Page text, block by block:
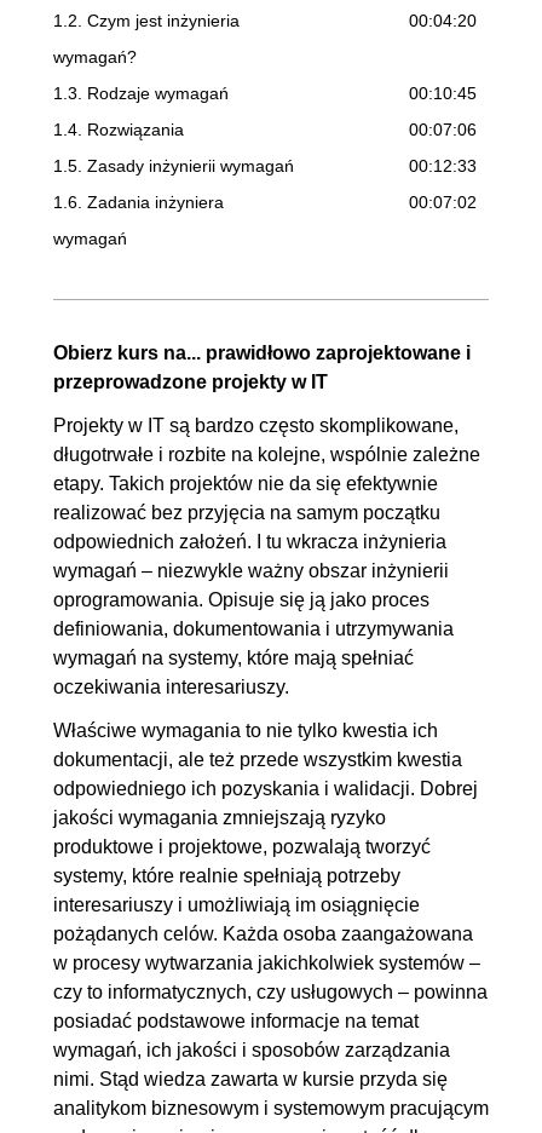
1.2. Czym jest inżynieria
wymagań?
00:04:20
1.3. Rodzaje wymagań
00:10:45
1.4. Rozwiązania
00:07:06
1.5. Zasady inżynierii wymagań
00:12:33
1.6. Zadania inżyniera
wymagań
00:07:02
rozdziału
wymagań
2.3. Źródła wymagań
00:01:26
2.4. Interesariusze jako źródło
wymagań
00:13:30
2.5. Dokumentacja jako źródło
wymagań
00:06:07
2.6. Systemy jako źródło
wymagań
00:04:32
2.7. Klasyfikacja technik
pozyskiwania wymagań
00:10:19
2.8. Wywiad
00:20:39
2.9. Analiza dokumentacji
00:12:16
2.10. Obserwacja
2.11. Prototypowanie
00:12:10
2.12. Uzgadnianie wymagań
00:15:13
2.13. Warsztat jako technika
uzgadniania wymagań
OGLĄDAJ »
00:20:36
2.14. Konflikty w inżynierii
wymagań
00:18:09
2.15. Możliwe techniki 00:07:59
Obierz kurs na... prawidłowo zaprojektowane i
przeprowadzone projekty w IT
Projekty w IT są bardzo często skomplikowane,
długotrwałe i rozbite na kolejne, wspólnie zależne
etapy. Takich projektów nie da się efektywnie
realizować bez przyjęcia na samym początku
odpowiednich założeń. I tu wkracza inżynieria
wymagań – niezwykle ważny obszar inżynierii
oprogramowania. Opisuje się ją jako proces
definiowania, dokumentowania i utrzymywania
wymagań na systemy, które mają spełniać
oczekiwania interesariuszy.
Właściwe wymagania to nie tylko kwestia ich
dokumentacji, ale też przede wszystkim kwestia
odpowiedniego ich pozyskania i walidacji. Dobrej
jakości wymagania zmniejszają ryzyko
produktowe i projektowe, pozwalają tworzyć
systemy, które realnie spełniają potrzeby
interesariuszy i umożliwiają im osiągnięcie
pożądanych celów. Każda osoba zaangażowana
w procesy wytwarzania jakichkolwiek systemów –
czy to informatycznych, czy usługowych – powinna
posiadać podstawowe informacje na temat
wymagań, ich jakości i sposobów zarządzania
nimi. Stąd wiedza zawarta w kursie przyda się
analitykom biznesowym i systemowym pracującym